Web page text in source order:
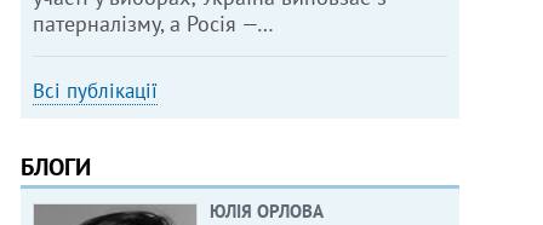
патерналізму, а Росія —…
Всі публікації
БЛОГИ
ЮЛІЯ ОРЛОВА